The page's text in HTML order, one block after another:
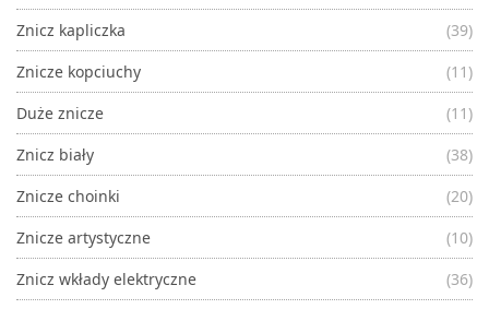
Znicz kapliczka
(39)
Znicze kopciuchy
(11)
Duże znicze
(11)
Znicz biały
(38)
Znicze choinki
(20)
Znicze artystyczne
(10)
Znicz wkłady elektryczne
(36)